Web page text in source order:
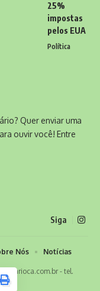
25%
impostas
pelos EUA
Política
Quer enviar uma
ouvir você! Entre
Siga
- tel.
Nós Notícias